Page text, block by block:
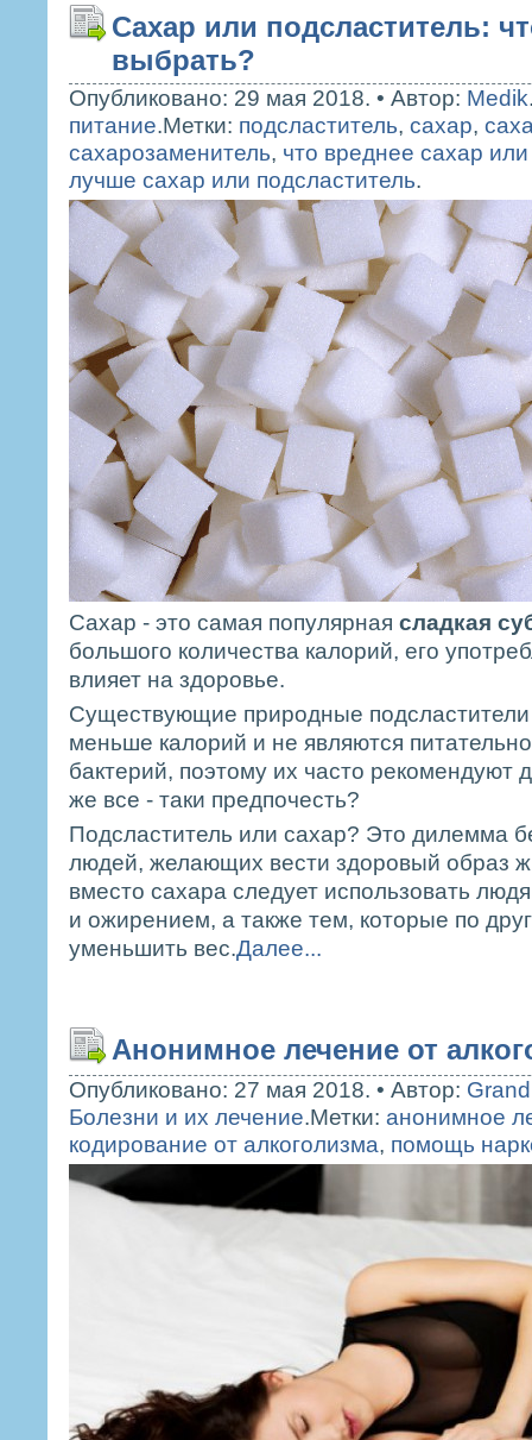
Сахар или подсластитель:
выбрать?
Опубликовано: 29 мая 2018. • Автор: Medik
питание.Метки: подсластитель, сахар,
сахарозаменитель, что вреднее сахар
лучше сахар или подсластитель.
Сахар - это самая популярная сладкая
большого количества калорий, его
влияет на здоровье.
Существующие природные подсластители
меньше калорий и не являются
бактерий, поэтому их часто рекомендуют
же все - таки предпочесть?
Подсластитель или сахар? Это дилемма
людей, желающих вести здоровый образ
вместо сахара следует использовать
и ожирением, а также тем, которые по
уменьшить вес.Далее...
Анонимное лечение от
Опубликовано: 27 мая 2018. • Автор:
Болезни и их лечение.Метки: анонимное
кодирование от алкоголизма, помощь